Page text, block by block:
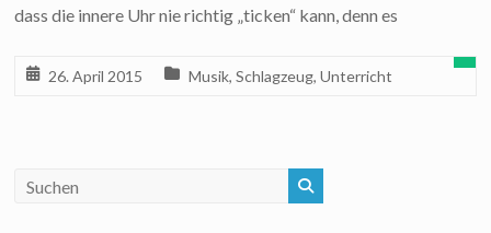
dass die innere Uhr nie richtig „ticken“ kann, denn es
26. April 2015 Musik,Schlagzeug,Unterricht